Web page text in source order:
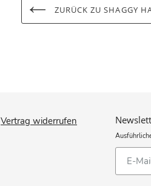
ZURÜCK ZU SHAGGY
Vertrag widerrufen